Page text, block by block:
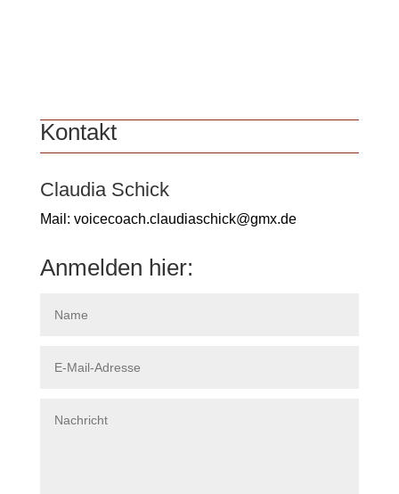
Kontakt
Claudia Schick
Mail: voicecoach.claudiaschick@gmx.de
Anmelden hier: